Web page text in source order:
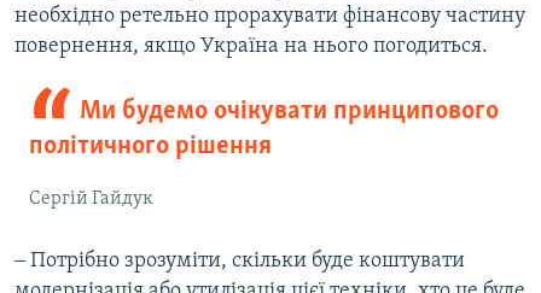
необхідно ретельно прорахувати фінансову частину
повернення, якщо Україна на нього погодиться.
Ми будемо очікувати принципового
політичного рішення
Сергій Гайдук
‒ Потрібно зрозуміти, скільки буде коштувати